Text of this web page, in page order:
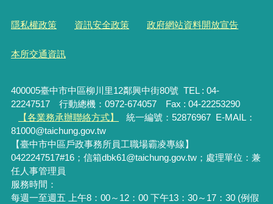
隱私權政策 資訊安全政策 政府網站資料開放宣告
本所交通資訊
400005臺中市中區柳川里12鄰興中街80號 TEL : 04-
22247517 行動總機：0972-674057 Fax : 04-22253290
【各業務承辦聯絡方式】
統一編號：52876967 E-MAIL：
81000@taichung.gov.tw
【臺中市中區戶政事務所員工職場霸凌專線】
0422247517#16；信箱dbk61@taichung.gov.tw；處理單位：兼
任人事管理員
服務時間：
每週一至週五 上午8：00～12：00 下午13：30～17：30 (例假